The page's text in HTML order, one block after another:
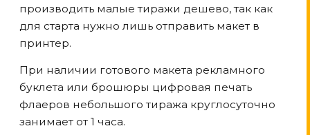
производить малые тиражи дешево, так как
для старта нужно лишь отправить макет в
принтер.
При наличии готового макета рекламного
буклета или брошюры цифровая печать
флаеров небольшого тиража круглосуточно
занимает от 1 часа.